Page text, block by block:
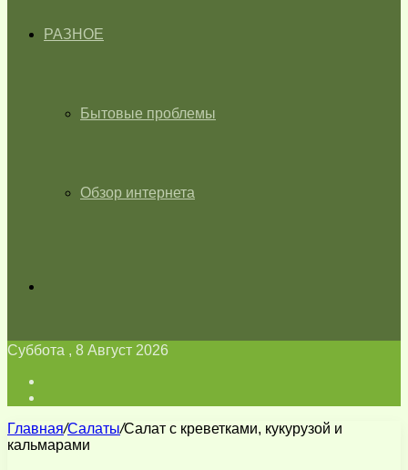
РАЗНОЕ
Бытовые проблемы
Обзор интернета
Суббота , 8 Август 2026
Главная/Салаты/Салат с креветками, кукурузой и
кальмарами